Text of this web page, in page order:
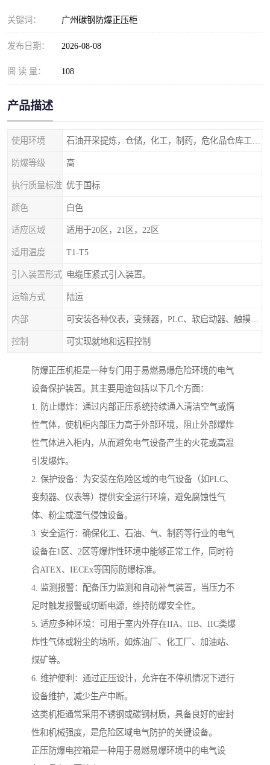
关键词： 广州碳钢防爆正压柜
发布日期： 2026-08-08
阅 读 量： 108
产品描述
使用环境
防爆等级 高
执行质量标准 优于国标
颜色 白色
适应区域 适用于20区，21区，22区
适用温度 T1-T5
引入装置形式 电缆压紧式引入装置。
运输方式 陆运
内部
控制 可实现就地和远程控制
防爆正压机柜是一种专门用于易燃易爆危险环境的电气
设备保护装置。其主要用途包括以下几个方面：
1. 防止爆炸：通过内部正压系统持续通入清洁空气或惰
性气体，使机柜内部压力高于外部环境，阻止外部爆炸
性气体进入柜内，从而避免电气设备产生的火花或高温
引发爆炸。
2. 保护设备：为安装在危险区域的电气设备（如PLC、
变频器、仪表等）提供安全运行环境，避免腐蚀性气
体、粉尘或湿气侵蚀设备。
3. 安全运行：确保化工、石油、气、制药等行业的电气
设备在1区、2区等爆炸性环境中能够正常工作，同时符
合ATEX、IECEx等国际防爆标准。
4. 监测报警：配备压力监测和自动补气装置，当压力不
足时触发报警或切断电源，维持防爆安全性。
5. 适应多种环境：可用于室内外存在IIA、IIB、IIC类爆
炸性气体或粉尘的场所，如炼油厂、化工厂、加油站、
煤矿等。
6. 维护便利：通过正压设计，允许在不停机情况下进行
设备维护，减少生产中断。
这类机柜通常采用不锈钢或碳钢材质，具备良好的密封
性和机械强度，是危险区域电气防护的关键设备。
正压防爆电控箱是一种用于易燃易爆环境中的电气设